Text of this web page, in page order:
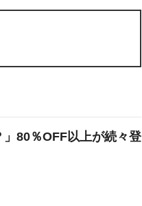
」80％OFF以上が続々登